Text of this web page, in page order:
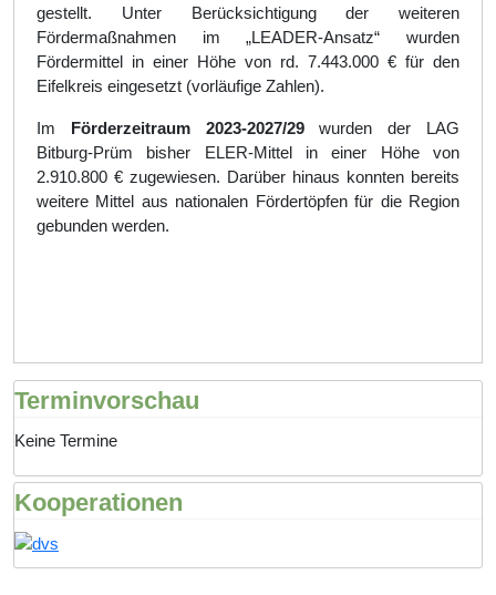
gestellt. Unter Berücksichtigung der weiteren
Fördermaßnahmen im „LEADER-Ansatz“ wurden
Fördermittel in einer Höhe von rd. 7.443.000 € für den
Eifelkreis eingesetzt (vorläufige Zahlen).
Im Förderzeitraum 2023-2027/29wurden der LAG
Bitburg-Prüm bisher ELER-Mittel in einer Höhe von
2.910.800 € zugewiesen. Darüber hinaus konnten bereits
weitere Mittel aus nationalen Fördertöpfen für die Region
gebunden werden.
Terminvorschau
Keine Termine
Kooperationen